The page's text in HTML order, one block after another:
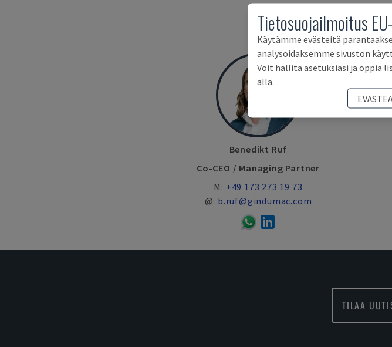
Onko teillä
Ota meihin
Benedikt Ruf
Co-CEO / Managing Partner
M: +49 173 273 19 73
@: b.ruf@gindumac.com
TILAA
Tietosuojailmoitus
Käytämme evästeitä
analysoidaksemme sivuston
Voit hallita asetuksiasi ja oppia
alla.